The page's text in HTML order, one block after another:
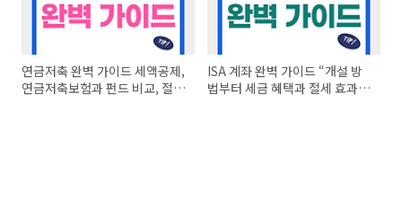
연금저축 완벽 가이드 세액공제,
연금저축보험과 펀드 비교, 절세
ISA 계좌 완벽 가이드 “개설 방
법부터 세금 혜택과 절세 효과까